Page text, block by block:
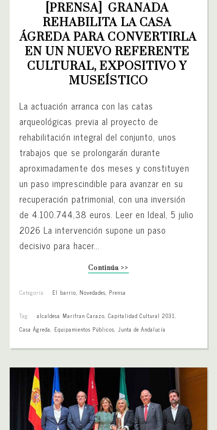
[PRENSA]  GRANADA
REHABILITA LA CASA
ÁGREDA PARA CONVERTIRLA
EN UN NUEVO REFERENTE
CULTURAL, EXPOSITIVO Y
MUSEÍSTICO
La actuación arranca con las catas
arqueológicas previa al proyecto de
rehabilitación integral del conjunto, unos
trabajos que se prolongarán durante
aproximadamente dos meses y constituyen
un paso imprescindible para avanzar en su
recuperación patrimonial, con una inversión
de 4.100.744,38 euros. Leer en Ideal, 5 julio
2026 La intervención supone un paso
decisivo para hacer...
Continúa >>
Categoría: El barrio, Novedades, Prensa
Tag: alcaldesa Marifran Carazo,Capitalidad Cultural 2031,
Casa Ágreda, Equipamientos Públicos, Junta de Andalucía